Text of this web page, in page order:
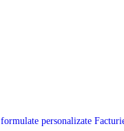
formulate personalizate